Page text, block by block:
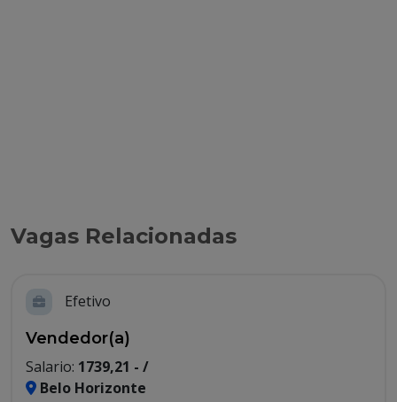
Vagas Relacionadas
Efetivo
Vendedor(a)
Salario: 1739,21 - /
Belo Horizonte